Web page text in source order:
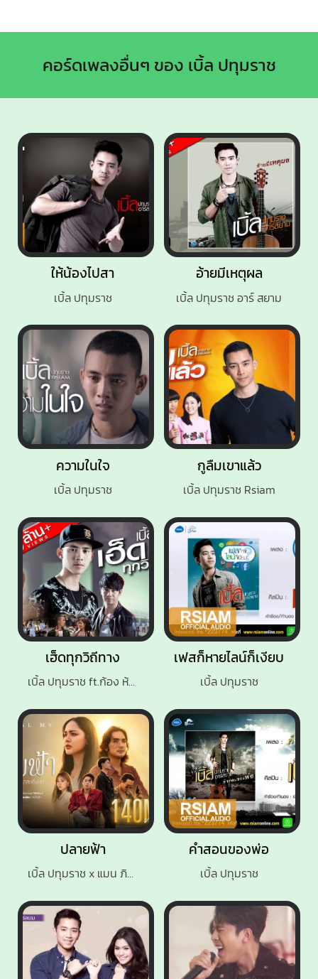
คอร์ดเพลงอื่นๆ ของ เบิ้ล ปทุมราช
อ้ายมีเหตุผล
เบิ้ล ปทุมราช อาร์ สยาม
เฮ็ดทุกวิถีทาง
เบิ้ล ปทุมราช ft.ก้อง ห้วยไร่
เฟสก็หายไลน์ก็เงียบ
เบิ้ล ปทุมราช
กูลืมเขาแล้ว
เบิ้ล ปทุมราช Rsiam
ให้น้องไปสา
เบิ้ล ปทุมราช
ความในใจ
เบิ้ล ปทุมราช
ปลายฟ้า
เบิ้ล ปทุมราช x แมน ภิสิทธิ์พงษ์
คำสอนของพ่อ
เบิ้ล ปทุมราช